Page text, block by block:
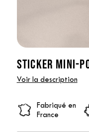
STICKER MINI-
Voir la description
Fabriqué en
France